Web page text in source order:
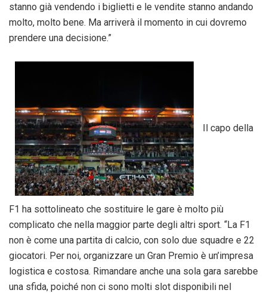
stanno già vendendo i biglietti e le vendite stanno andando
molto, molto bene. Ma arriverà il momento in cui dovremo
prendere una decisione.”
Il capo della
F1 ha sottolineato che sostituire le gare è molto più
complicato che nella maggior parte degli altri sport. “La F1
non è come una partita di calcio, con solo due squadre e 22
giocatori. Per noi, organizzare un Gran Premio è un’impresa
logistica e costosa. Rimandare anche una sola gara sarebbe
una sfida, poiché non ci sono molti slot disponibili nel